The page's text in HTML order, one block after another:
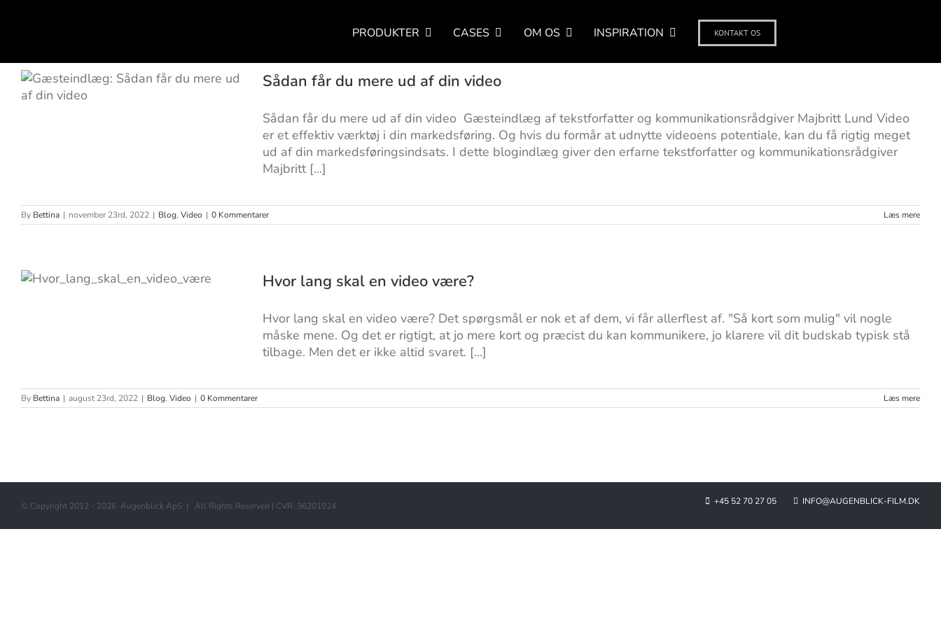
PRODUKTER CASES OM OS INSPIRATION KONTAKT OS
Sådan får du mere ud af din video
Sådan får du mere ud af din video Gæsteindlæg af tekstforfatter og kommunikationsrådgiver Majbritt Lund Video
er et effektiv værktøj i din markedsføring. Og hvis du formår at udnytte videoens potentiale, kan du få rigtig meget
ud af din markedsføringsindsats. I dette blogindlæg giver den erfarne tekstforfatter og kommunikationsrådgiver
Majbritt [...]
By Bettina | november 23rd, 2022 | Blog, Video | 0 Kommentarer Læs mere
Hvor lang skal en video
Hvor lang skal en video være?
Hvor lang skal en video være? Det spørgsmål er nok et af dem, vi får allerflest af. "Så kort som mulig" vil nogle
måske mene. Og det er rigtigt, at jo mere kort og præcist du kan kommunikere, jo klarere vil dit budskab typisk stå
tilbage. Men det er ikke altid svaret. [...]
By Bettina | august 23rd, 2022 | Blog, Video | 0 Kommentarer Læs mere
© Copyright 2012 - 2026 Augenblick ApS | All Rights Reserved | CVR: 36201924 +45 52 70 27 05 INFO@AUGENBLICK-FILM.DK